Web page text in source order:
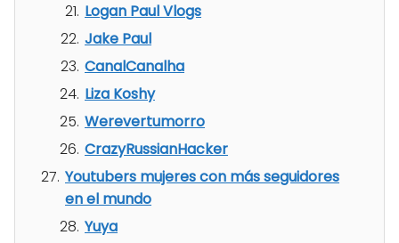
Logan Paul Vlogs
Jake Paul
CanalCanalha
Liza Koshy
Werevertumorro
CrazyRussianHacker
Youtubers mujeres con más seguidores
en el mundo
Yuya